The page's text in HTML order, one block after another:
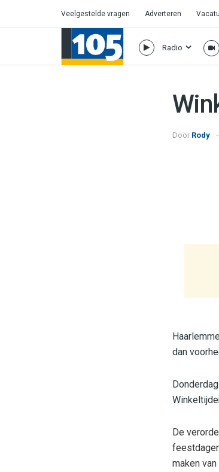
Veelgestelde vragen Adverteren
Radio
Door Rody
dan
De
maken